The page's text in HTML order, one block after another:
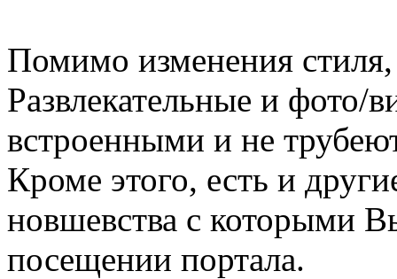
Помимо изменения
Развлекательные и фото/
встроенными и не
Кроме этого, есть и
новшевства с которыми
посещении портала.